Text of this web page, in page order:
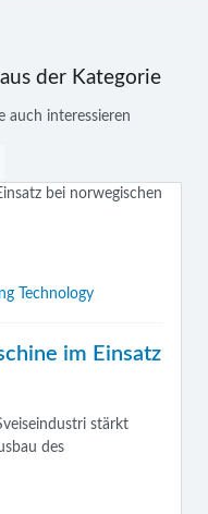
der Kategorie
auch interessieren
Technology
im Einsatz
stärkt
des